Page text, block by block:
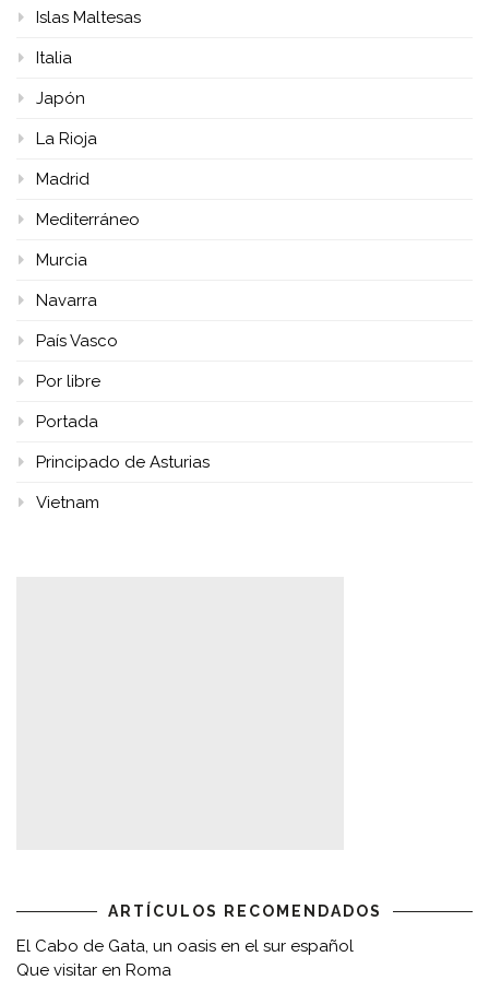
Islas Maltesas
Italia
Japón
La Rioja
Madrid
Mediterráneo
Murcia
Navarra
País Vasco
Por libre
Portada
Principado de Asturias
Vietnam
ARTÍCULOS RECOMENDADOS
El Cabo de Gata, un oasis en el sur español
Que visitar en Roma